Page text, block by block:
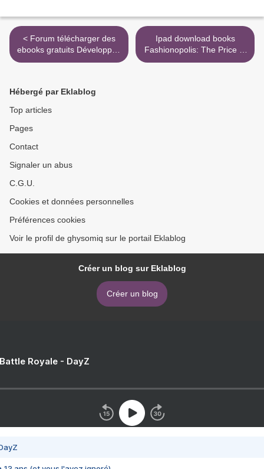
< Forum télécharger des
ebooks gratuits Développez
vos facultés psychiques et
Ipad download books
Fashionopolis: The Price of
Fast Fashion--and the
Hébergé par Eklablog
Top articles
Pages
Contact
Signaler un abus
C.G.U.
Cookies et données personnelles
Préférences cookies
Voir le profil de ghysomiq sur le portail Eklablog
Créer un blog sur Eklablog
Créer un blog
Royale - DayZ